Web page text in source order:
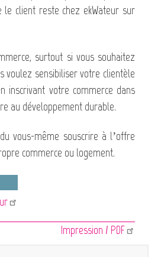
client reste chez ekWateur sur
surtout si vous souhaitez
voulez sensibiliser votre clientèle
inscrivant votre commerce dans
au développement durable.
vous-même souscrire à l’offre
commerce ou logement.
Impression / PDF